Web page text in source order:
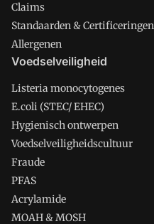
Claims
Standaarden & Certificeringen
Allergenen
Voedselveiligheid
Listeria monocytogenes
E.coli (STEC/ EHEC)
Hygienisch ontwerpen
Voedselveiligheidscultuur
Fraude
PFAS
Acrylamide
MOAH & MOSH